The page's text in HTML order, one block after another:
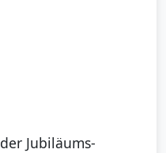
Jubiläums-